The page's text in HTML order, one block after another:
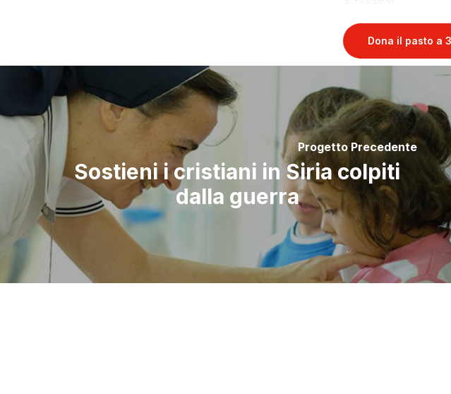
Dona il pasto a
Progetto Precedente
Sostieni i cristiani in Siria colpiti
dalla guerra